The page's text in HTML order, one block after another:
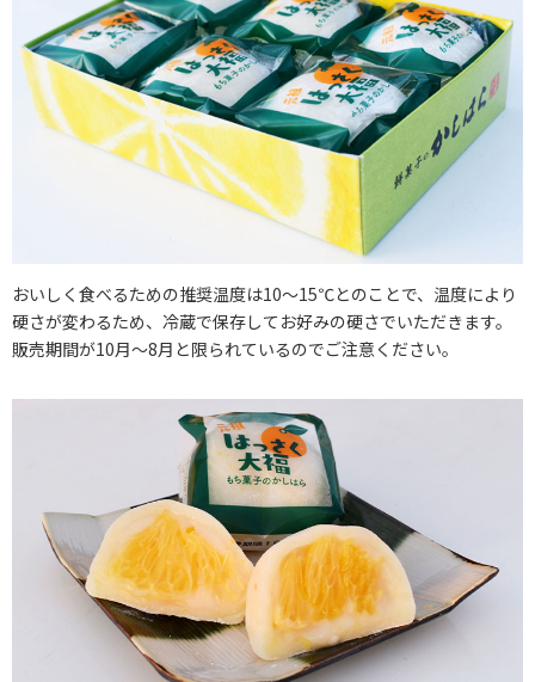
おいしく食べるための推奨温度は10～15℃とのことで、温度により
硬さが変わるため、冷蔵で保存してお好みの硬さでいただきます。
販売期間が10月～8月と限られているのでご注意ください。